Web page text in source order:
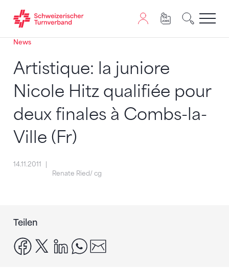
Zum Inhalt springen
Zur Sitemap navigieren
Zum Navigieren dieser Seite wird JavaScript benötigt.
News
Artistique: la juniore
Nicole Hitz qualifiée pour
deux finales à Combs-la-
Ville (Fr)
14.11.2011
Renate Ried/ cg
Teilen
facebook
x linkedinwhatsapp